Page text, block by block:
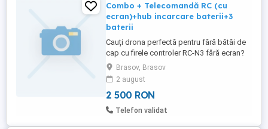
Combo + Telecomandă RC (cu
ecran)+hub incarcare baterii+3
baterii
Cauți drona perfectă pentru fără bătăi de
cap cu firele controler RC-N3 fără ecran?
Vând pachetul complet DJI Mini 3 Fly
More Combo, configurat special pentru
autonomie maximă și confort la zbor.
Drona cântărește doar 249 de grame,
ceea ce înseamnă că o poți ridica legal
Brasov, Brasov
2 august
2 500 RON
Telefon validat